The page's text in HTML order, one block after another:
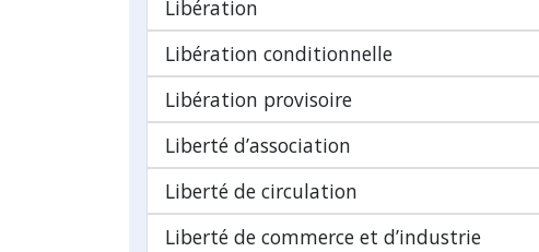
Libération
Libération conditionnelle
Libération provisoire
Liberté d’association
Liberté de circulation
Liberté de commerce et d’industrie